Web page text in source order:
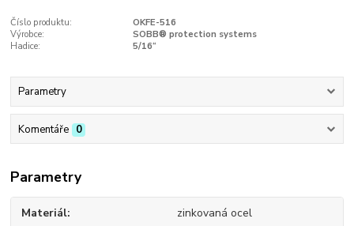
Číslo produktu:
OKFE-516
Výrobce:
SOBB® protection systems
Hadice:
5/16“
Parametry
Komentáře 0
Parametry
Materiál zinkovaná ocel